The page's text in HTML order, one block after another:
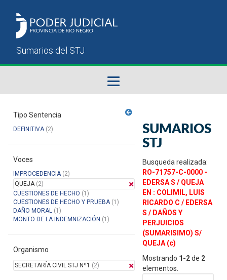
Sumarios del STJ
Manual del Usuario
Tipo Sentencia
DEFINITIVA(2)
Voces
IMPROCEDENCIA(2)
QUEJA(2)
CUESTIONES DE HECHO (1)
CUESTIONES DE HECHO Y PRUEBA(1)
DAÑO MORAL (1)
MONTO DE LA INDEMNIZACIÓN (1)
Organismo
SECRETARÍA CIVIL STJ Nº1 (2)
SUMARIOS
STJ
Busqueda realizada:
RO-71757-C-0000 -
EDERSA S / QUEJA
EN : COLIMIL, LUIS
RICARDO C / EDERSA
S / DAÑOS Y
PERJUICIOS
(SUMARISIMO) S/
QUEJA (c)
Mostrando 1-2de 2
elementos.